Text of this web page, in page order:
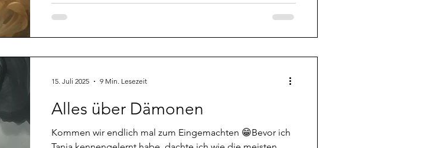
Bewusstseinsentwicklung. Sie sind im Gegensatz zu den
Frequenzlage die einem entge
Alles über Dämonen
Kommen wir endlich mal zum Eingemachten 😁Bevor ich
15. Juli 2025 9 Min. Lesezeit